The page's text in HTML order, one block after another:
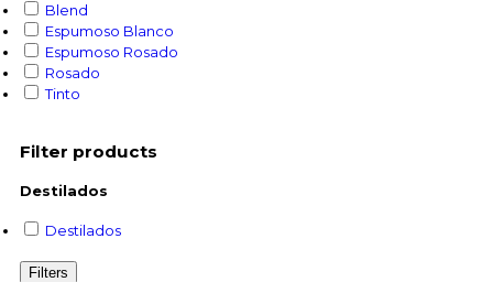
Blend
Espumoso Blanco
Espumoso Rosado
Rosado
Tinto
Filter products
Destilados
Destilados
Filters